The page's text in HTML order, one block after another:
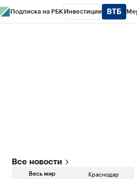
Подписка на РБК Инвестиции
Все новости
Весь мир Краснодар